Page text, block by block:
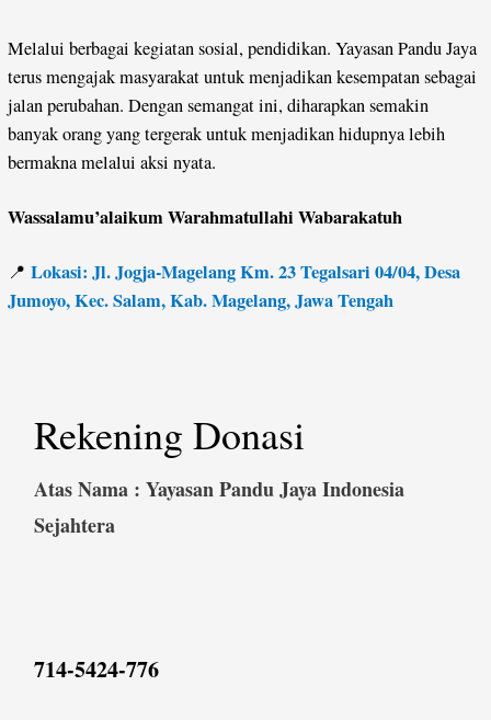
Melalui berbagai kegiatan sosial, pendidikan. Yayasan Pandu Jaya
terus mengajak masyarakat untuk menjadikan kesempatan sebagai
jalan perubahan. Dengan semangat ini, diharapkan semakin
banyak orang yang tergerak untuk menjadikan hidupnya lebih
bermakna melalui aksi nyata.
Wassalamu’alaikum Warahmatullahi Wabarakatuh
📍 Lokasi: Jl. Jogja-Magelang Km. 23 Tegalsari 04/04, Desa
Jumoyo, Kec. Salam, Kab. Magelang, Jawa Tengah
Rekening Donasi
Atas Nama : Yayasan Pandu Jaya Indonesia
Sejahtera
714-5424-776